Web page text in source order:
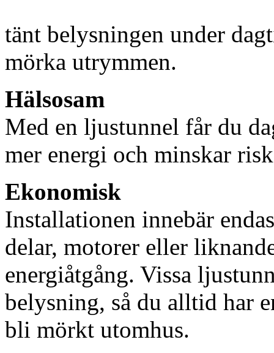
tänt belysningen under
mörka utrymmen.
Hälsosam
Med en ljustunnel får du
mer energi och minskar
Ekonomisk
Installationen innebär
delar, motorer eller
energiåtgång. Vissa
belysning, så du alltid har
bli mörkt utomhus.